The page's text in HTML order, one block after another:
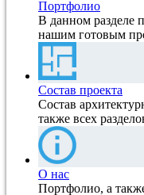
Портфолио
В данном разделе
нашим готовым
Состав проекта
Состав
также всех
О нас
Портфолио, а